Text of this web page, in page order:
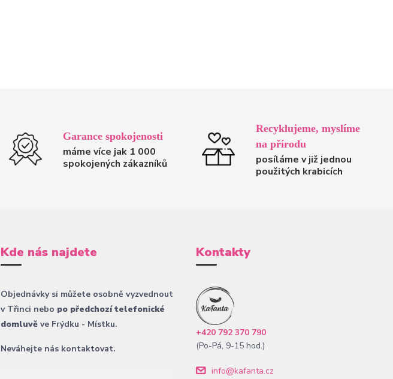
Garance spokojenosti
máme více jak 1 000
spokojených zákazníků
Recyklujeme, myslíme
na přírodu
posíláme v již jednou
použitých krabicích
Kde nás najdete
Objednávky si můžete osobně vyzvednout
v Třinci nebo po předchozí telefonické
domluvě ve Frýdku - Místku.
Neváhejte nás kontaktovat.
Kontakty
+420 792 370 790
(Po-Pá, 9-15 hod.)
info@kafanta.cz